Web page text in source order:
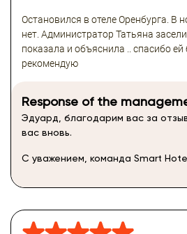
Остановился в отеле Оренбурга. В
нет. Администратор Татьяна
показала и объяснила .. спасибо
рекомендую
Response of the
Эдуард, благодарим вас за
вас вновь.
С уважением, команда Smart